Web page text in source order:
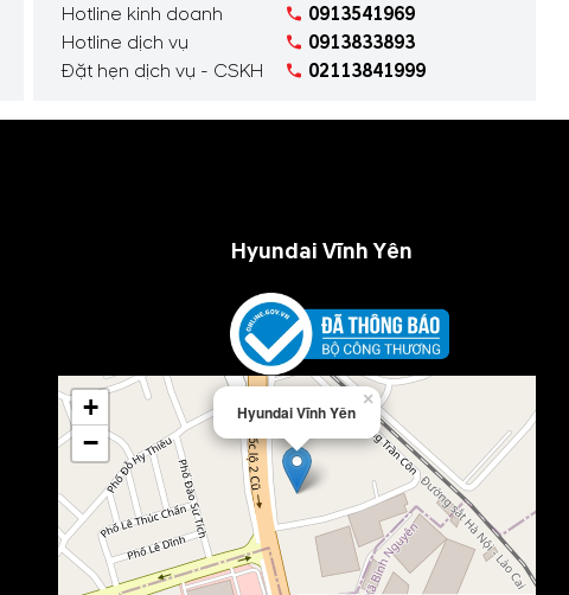
Hotline kinh doanh
Hotline dịch vụ
Đặt hẹn dịch vụ - CSKH
0913541969
0913833893
02113841999
Hyundai Vĩnh Yên
Hyundai Vĩnh Yên
×
+
−